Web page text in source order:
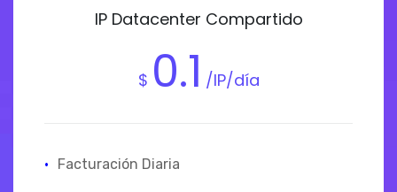
IP Datacenter Compartido
$ 0.1 /IP/día
· Facturación Diaria